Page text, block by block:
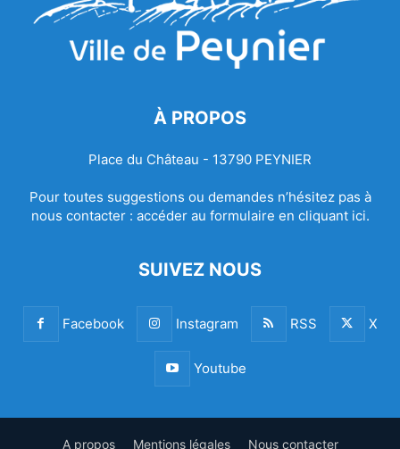
À PROPOS
Place du Château - 13790 PEYNIER
Pour toutes suggestions ou demandes n’hésitez pas à
nous contacter : accéder au formulaire en cliquant ici.
SUIVEZ NOUS
Facebook Instagram RSS X
Youtube
A propos Mentions légales Nous contacter